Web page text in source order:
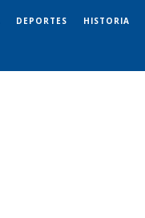
DEPORTES HISTORIA